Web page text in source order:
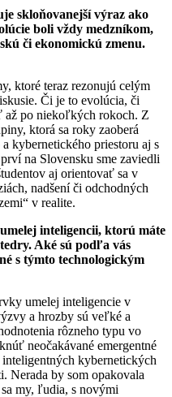
skloňovanejší výraz ako
boli vždy medzníkom,
či ekonomickú zmenu.
ktoré teraz rezonujú celým
Či je to evolúcia, či
až po niekoľkých rokoch. Z
ktorá sa roky zaoberá
kybernetického priestoru aj s
na Slovensku sme zaviedli
aj orientovať sa v
nadšení či odchodných
v realite.
inteligencii, ktorú máte
Aké sú podľa vás
s týmto technologickým
umelej inteligencie v
a hrozby sú veľké a
rôzneho typu vo
neočakávané emergentné
kybernetických
Nerada by som opakovala
my, ľudia, s novými